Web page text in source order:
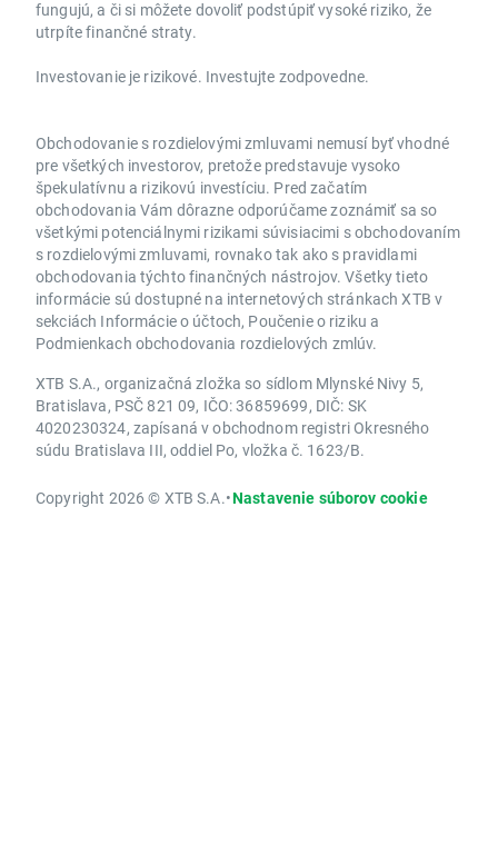
fungujú, a či si môžete dovoliť podstúpiť vysoké riziko, že
utrpíte finančné straty.
Investovanie je rizikové. Investujte zodpovedne.
Obchodovanie s rozdielovými zmluvami nemusí byť vhodné
pre všetkých investorov, pretože predstavuje vysoko
špekulatívnu a rizikovú investíciu. Pred začatím
obchodovania Vám dôrazne odporúčame zoznámiť sa so
všetkými potenciálnymi rizikami súvisiacimi s obchodovaním
s rozdielovými zmluvami, rovnako tak ako s pravidlami
obchodovania týchto finančných nástrojov. Všetky tieto
informácie sú dostupné na internetových stránkach XTB v
sekciách Informácie o účtoch, Poučenie o riziku a
Podmienkach obchodovania rozdielových zmlúv.
XTB S.A., organizačná zložka so sídlom Mlynské Nivy 5,
Bratislava, PSČ 821 09, IČO: 36859699, DIČ: SK
4020230324, zapísaná v obchodnom registri Okresného
súdu Bratislava III, oddiel Po, vložka č. 1623/B.
Copyright 2026 © XTB S.A.•Nastavenie súborov cookie